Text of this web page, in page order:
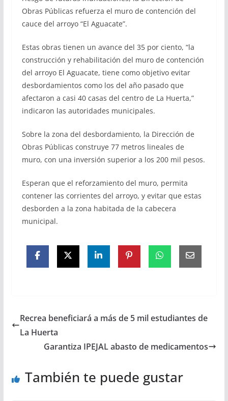
Obras Públicas refuerza el muro de contención del
cauce del arroyo “El Aguacate”.
Estas obras tienen un avance del 35 por ciento, “la
construcción y rehabilitación del muro de contención
del arroyo El Aguacate, tiene como objetivo evitar
desbordamientos como los del año pasado que
afectaron a casi 40 casas del centro de La Huerta,”
indicaron las autoridades municipales.
Sobre la zona del desbordamiento, la Dirección de
Obras Públicas construye 77 metros lineales de
muro, con una inversión superior a los 200 mil pesos.
Esperan que el reforzamiento del muro, permita
contener las corrientes del arroyo, y evitar que estas
desborden a la zona habitada de la cabecera
municipal.
Recrea beneficiará a más de 5 mil estudiantes de
La Huerta
Garantiza IPEJAL abasto de medicamentos
También te puede gustar